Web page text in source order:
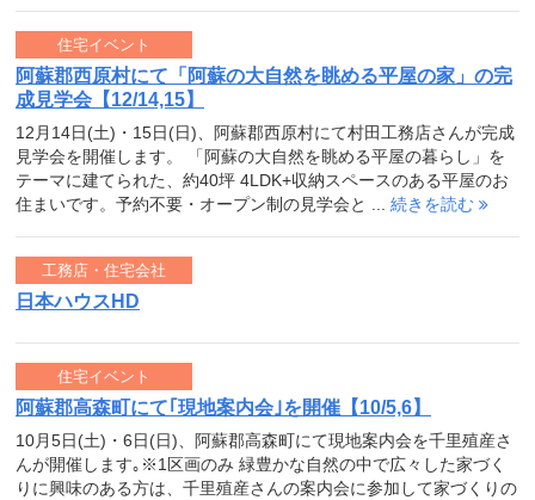
阿蘇郡西原村にて「阿蘇の大自然を眺める平屋の家」の完
成見学会【12/14,15】
12月14日(土)・15日(日)、阿蘇郡西原村にて村田工務店さんが完成
見学会を開催します。 「阿蘇の大自然を眺める平屋の暮らし」を
テーマに建てられた、約40坪 4LDK+収納スペースのある平屋のお
住まいです。予約不要・オープン制の見学会と ... 続きを読む
住宅イベント
日本ハウスHD
工務店・住宅会社
阿蘇郡高森町にて｢現地案内会｣を開催【10/5,6】
10月5日(土)・6日(日)、阿蘇郡高森町にて現地案内会を千里殖産さ
んが開催します｡※1区画のみ 緑豊かな自然の中で広々した家づく
りに興味のある方は、千里殖産さんの案内会に参加して家づくりの
住宅イベント